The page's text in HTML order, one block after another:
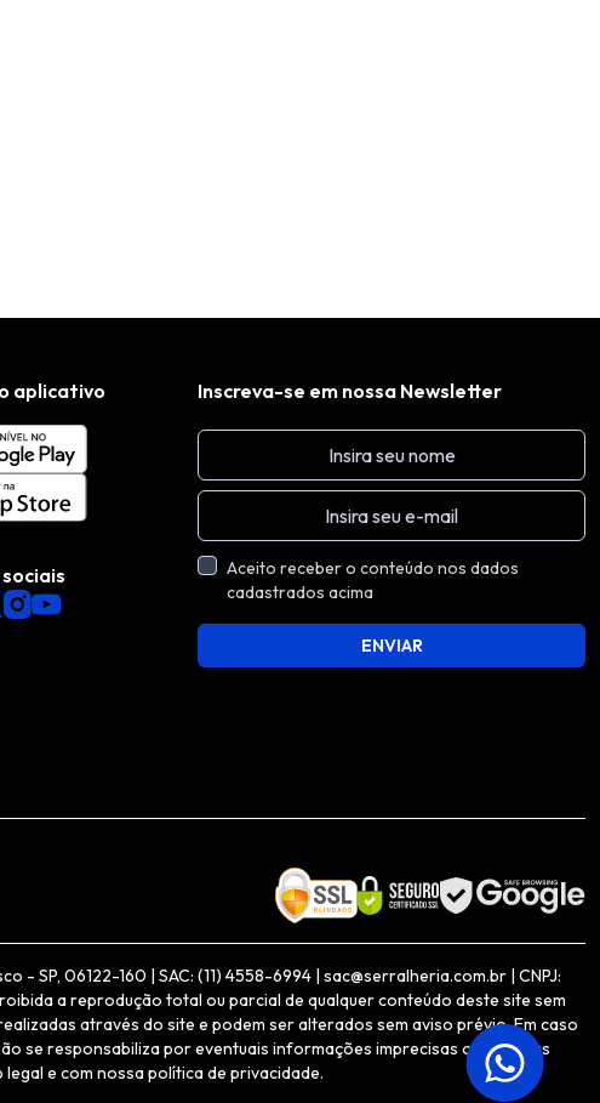
aplicativo Inscreva-se em nossa Newsletter
Aceito receber o conteúdo nos dados
cadastrados acima
ENVIAR
- SP, 06122-160 | SAC: (11) 4558-6994 | sac@serralheria.com.br | CNPJ:
a reprodução total ou parcial de qualquer conteúdo deste site sem
através do site e podem ser alterados sem aviso prévio. Em caso
se responsabiliza por eventuais informações imprecisas ou inexatas
e com nossa política de privacidade.